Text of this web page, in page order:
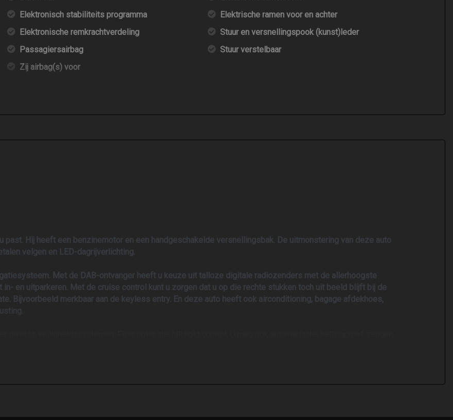
Elektronisch stabiliteits programma
Elektronische remkrachtverdeling
Passagiersairbag
Zij airbag(s) voor
Elektrische ramen voor en achter
Stuur en versnellingspook (kunst)leder
Stuur verstelbaar
Hij heeft een benzinemotor en een handgeschakelde versnellingsbak. De uitmonstering van deze auto
velgen en LED-dagrijverlichting.
Met de DAB-ontvanger heeft u keuze uit talloze digitale radiozenders met de allerhoogste
en uitparkeren. Met de cruise control kunt u zorgen dat u op die rechte stukken toch uit beeld blijft bij de
Bijvoorbeeld merkbaar aan de keyless entry. En deze auto heeft ook airconditioning, bagage afdekhoes,
een van onze medewerkers.
uur daarbuiten op afspraak. Voor al uw vragen of het inplannen van een proefrit met een van onze